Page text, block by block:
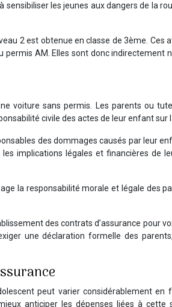
les jeunes aux dangers de la
2 est obtenue en classe de 3ème. Ces
AM. Elles sont donc indirectement
voiture sans permis. Les parents ou
civile des actes de leur enfant sur
des dommages causés par leur
implications légales et financières de
la responsabilité morale et légale des
des contrats d’assurance pour
une déclaration formelle des
peut varier considérablement en
anticiper les dépenses liées à cette